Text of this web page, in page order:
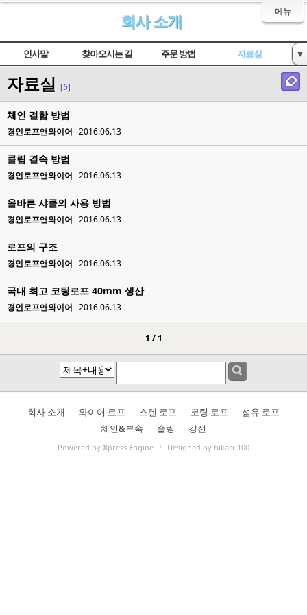
메뉴
회사 소개
인사말 찾아오시는 길 주문 방법 자료실 ▼
자료실 [5]
체인 결합 방법
경인로프앤와이어 2016.06.13
클립 결속 방법
경인로프앤와이어 2016.06.13
올바른 샤클의 사용 방법
경인로프앤와이어 2016.06.13
로프의 구조
경인로프앤와이어 2016.06.13
국내 최고 코팅로프 40mm 생산
경인로프앤와이어 2016.06.13
1 / 1
회사 소개 와이어 로프 스텐 로프 코팅 로프
섬유 로프
체인&부속
슬링 강선
Powered by Xpress Engine / Designed by hikaru100